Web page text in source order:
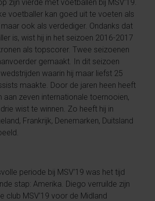
zijn vierde met voetballen bij MSV’19.
voetballer kan goed uit te voeten als
ook als verdediger. Ondanks dat
is, wist hij in het seizoen 2016-2017
als topscorer. Twee seizoenen
gemaakt. In dit seizoen
waarin hij maar liefst 25
maakte. Door de jaren heen heeft
aan zeven internationale toernooien,
wist te winnen. Zo heeft hij in
Frankrijk, Denemarken, Duitsland
periode bij MSV’19 was het tijd
stap: Amerika. Diego verruilde zijn
club MSV’19 voor de Midland